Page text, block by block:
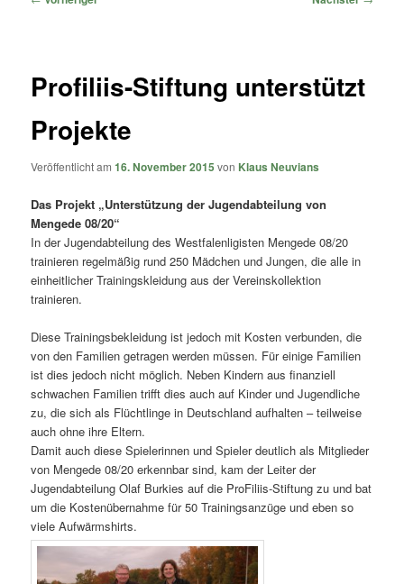
Profiliis-Stiftung unterstützt
Projekte
Veröffentlicht am16. November 2015 von Klaus Neuvians
Das Projekt „Unterstützung der Jugendabteilung von
Mengede 08/20“
In der Jugendabteilung des Westfalenligisten Mengede 08/20
trainieren regelmäßig rund 250 Mädchen und Jungen, die alle in
einheitlicher Trainingskleidung aus der Vereinskollektion
trainieren.
Diese Trainingsbekleidung ist jedoch mit Kosten verbunden, die
von den Familien getragen werden müssen. Für einige Familien
ist dies jedoch nicht möglich. Neben Kindern aus finanziell
schwachen Familien trifft dies auch auf Kinder und Jugendliche
zu, die sich als Flüchtlinge in Deutschland aufhalten – teilweise
auch ohne ihre Eltern.
Damit auch diese Spielerinnen und Spieler deutlich als Mitglieder
von Mengede 08/20 erkennbar sind, kam der Leiter der
Jugendabteilung Olaf Burkies auf die ProFiliis-Stiftung zu und bat
um die Kostenübernahme für 50 Trainingsanzüge und eben so
viele Aufwärmshirts.